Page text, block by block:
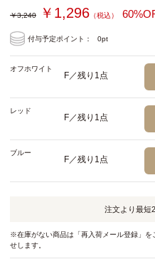
￥3,240 ￥1,296 （税込）
付与予定ポイント： 0pt
オフホワイト
F／残り1点
レッド
F／残り1点
ブルー
F／残り1点
注文より最短
※在庫がない商品は「再入荷メール登録」を
せします。